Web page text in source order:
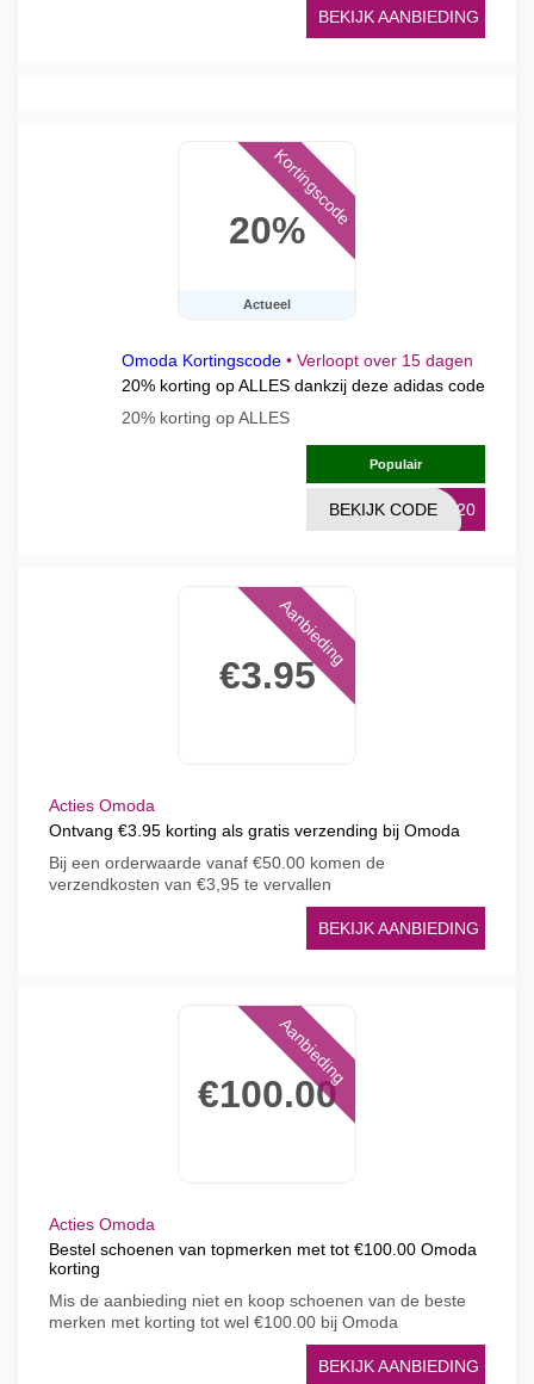
BEKIJK AANBIEDING
20%
Actueel
Kortingscode
Omoda Kortingscode • Verloopt over 15 dagen
20% korting op ALLES dankzij deze adidas code
20% korting op ALLES
Populair
PP20
BEKIJK CODE
€3.95
Aanbieding
Acties Omoda
Ontvang €3.95 korting als gratis verzending bij Omoda
Bij een orderwaarde vanaf €50.00 komen de
verzendkosten van €3,95 te vervallen
BEKIJK AANBIEDING
€100.00
Aanbieding
Acties Omoda
Bestel schoenen van topmerken met tot €100.00 Omoda
korting
Mis de aanbieding niet en koop schoenen van de beste
merken met korting tot wel €100.00 bij Omoda
BEKIJK AANBIEDING